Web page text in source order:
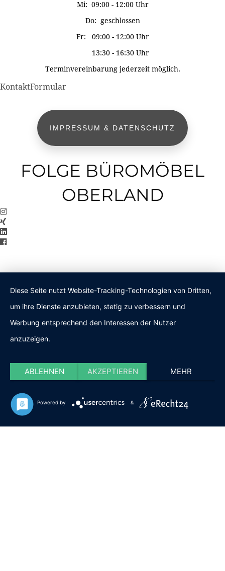
Mi: 09:00 - 12:00 Uhr
Do: geschlossen
Fr: 09:00 - 12:00 Uhr
13:30 - 16:30 Uhr
Terminvereinbarung jederzeit möglich.
KontaktFormular
IMPRESSUM & DATENSCHUTZ
FOLGE BÜROMÖBEL
OBERLAND
Diese Seite nutzt Website-Tracking-Technologien von Dritten,
um ihre Dienste anzubieten, stetig zu verbessern und
Werbung entsprechend den Interessen der Nutzer
anzuzeigen.
ABLEHNEN AKZEPTIEREN MEHR
Powered by &